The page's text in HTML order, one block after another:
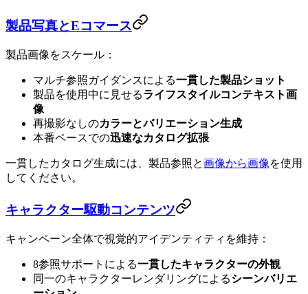
製品写真とEコマース
製品画像をスケール：
マルチ参照ガイダンスによる一貫した製品ショット
製品を使用中に見せるライフスタイルコンテキスト画
像
再撮影なしのカラーとバリエーション生成
本番ペースでの迅速なカタログ拡張
一貫したカタログ生成には、製品参照と画像から画像を使用
してください。
キャラクター駆動コンテンツ
キャンペーン全体で視覚的アイデンティティを維持：
8参照サポートによる一貫したキャラクターの外観
同一のキャラクターレンダリングによるシーンバリエ